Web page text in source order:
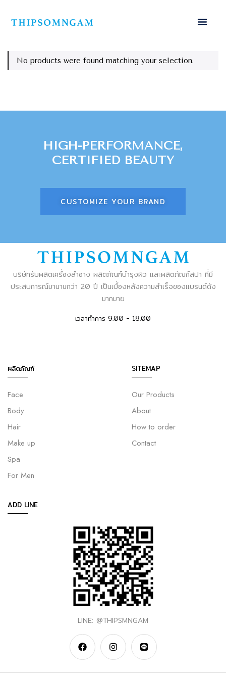
No products were found matching your selection.
HIGH-PERFORMANCE,
CERTIFIED BEAUTY
CUSTOMIZE YOUR BRAND
บริษัทรับผลิตเครื่องสำอาง ผลิตภัณฑ์บำรุงผิว และผลิตภัณฑ์สปา ที่มี
ประสบการณ์มานานกว่า 20 ปี เป็นเบื้องหลังความสำเร็จของแบรนด์ดัง
มากมาย
เวลาทำการ 9.00 - 18.00
ผลิตภัณฑ์
Face
Body
Hair
Make up
Spa
For Men
SITEMAP
Our Products
About
How to order
Contact
ADD LINE
LINE: @THIPSMNGAM